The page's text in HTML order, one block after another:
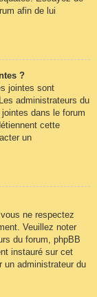
afin de lui
?
jointes sont
administrateurs du
dans le forum
cette
un
ne respectez
Veuillez noter
du forum, phpBB
instauré sur cet
un administrateur du